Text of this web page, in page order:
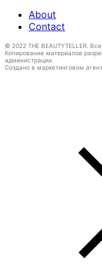
About
Contact
© 2022 THE BEAUTYTELLER.
Копирование материалов
администрации.
Создано в маркетинговом